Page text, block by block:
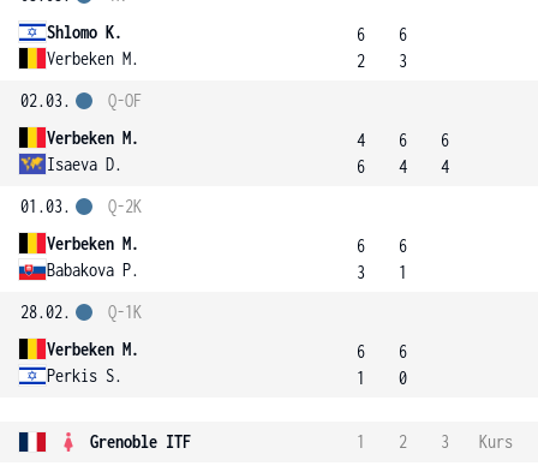
Shlomo K.
Verbeken M.
6
2
6
3
02.03.
Verbeken M.
Isaeva D.
Q-OF
4
6
6
4
6
4
01.03.
Verbeken M.
Babakova P.
Q-2K
6
3
6
1
28.02.
Verbeken M.
Perkis S.
Q-1K
6
1
6
0
Grenoble ITF 1 2 3
Kurs